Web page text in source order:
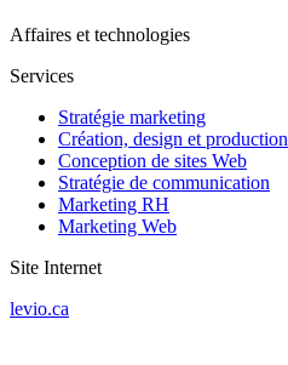
Affaires et technologies
Services
Stratégie marketing
Création, design et production
Conception de sites Web
Stratégie de communication
Marketing RH
Marketing Web
Site Internet
levio.ca